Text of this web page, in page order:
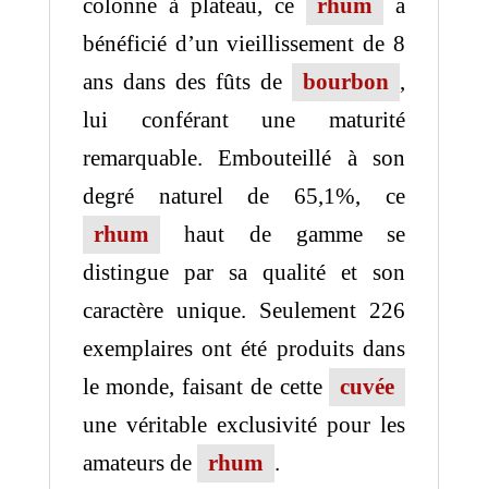
colonne à plateau, ce rhum
a
bénéficié d’un vieillissement de 8
ans dans des fûts de
bourbon ,
lui conférant une maturité
remarquable. Embouteillé à son
degré naturel de 65,1%, ce
rhum
haut de gamme se
distingue par sa qualité et son
caractère unique. Seulement 226
exemplaires ont été produits dans
le monde, faisant de cette
cuvée
une véritable exclusivité pour les
amateurs de
rhum .